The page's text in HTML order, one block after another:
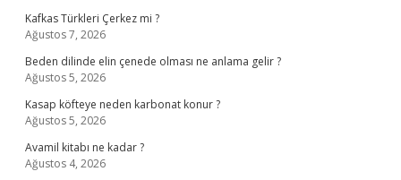
Kafkas Türkleri Çerkez mi ?
Ağustos 7, 2026
Beden dilinde elin çenede olması ne anlama gelir ?
Ağustos 5, 2026
Kasap köfteye neden karbonat konur ?
Ağustos 5, 2026
Avamil kitabı ne kadar ?
Ağustos 4, 2026